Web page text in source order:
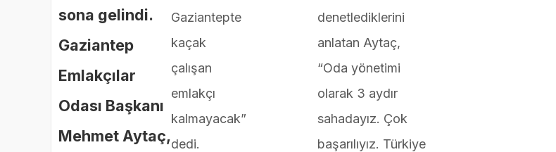
sona gelindi.
Gaziantep
Emlakçılar
Odası Başkanı
Mehmet Aytaç,
Gaziantepte
kaçak
çalışan
emlakçı
kalmayacak”
dedi.
denetlediklerini
anlatan Aytaç,
“Oda yönetimi
olarak 3 aydır
sahadayız. Çok
başarılıyız. Türkiye